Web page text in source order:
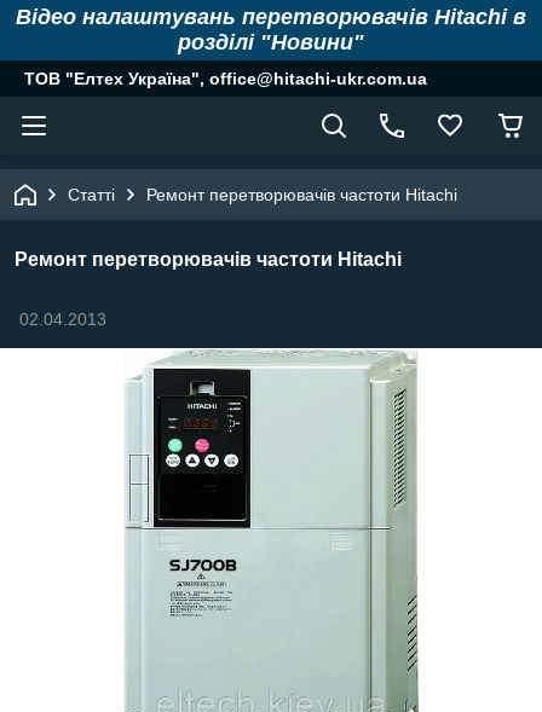
Відео налаштувань перетворювачів Hitachi в
розділі "Новини"
ТОВ "Елтех Україна", office@hitachi-ukr.com.ua
Статті Ремонт перетворювачів частоти Hitachi
Ремонт перетворювачів частоти Hitachi
02.04.2013